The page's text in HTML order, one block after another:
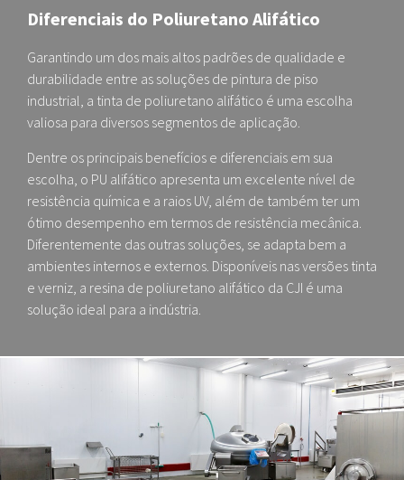
Diferenciais do Poliuretano Alifático
Garantindo um dos mais altos padrões de qualidade e
durabilidade entre as soluções de pintura de piso
industrial, a tinta de poliuretano alifático é uma escolha
valiosa para diversos segmentos de aplicação.
Dentre os principais benefícios e diferenciais em sua
escolha, o PU alifático apresenta um excelente nível de
resistência química e a raios UV, além de também ter um
ótimo desempenho em termos de resistência mecânica.
Diferentemente das outras soluções, se adapta bem a
ambientes internos e externos. Disponíveis nas versões tinta
e verniz, a resina de poliuretano alifático da CJI é uma
solução ideal para a indústria.